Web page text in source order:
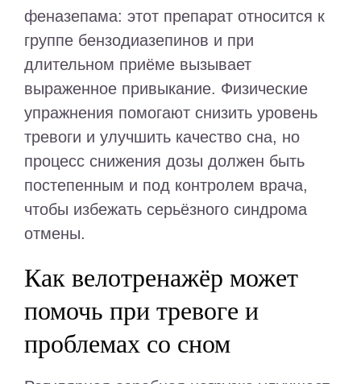
феназепама: этот препарат относится к
группе бензодиазепинов и при
длительном приёме вызывает
выраженное привыкание. Физические
упражнения помогают снизить уровень
тревоги и улучшить качество сна, но
процесс снижения дозы должен быть
постепенным и под контролем врача,
чтобы избежать серьёзного синдрома
отмены.
Как велотренажёр может
помочь при тревоге и
проблемах со сном